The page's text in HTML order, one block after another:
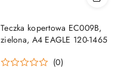
Teczka kopertowa EC009B,
zielona, A4 EAGLE 120-1465
(0)